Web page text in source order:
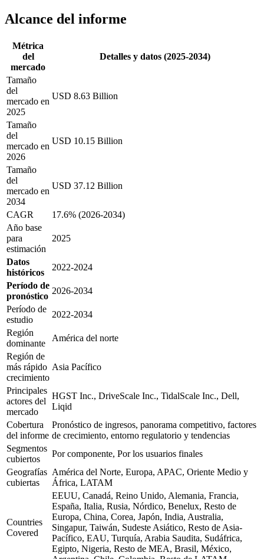
Alcance del informe
Métrica
del
mercado
Detalles y datos (2025-2034)
Tamaño
del
mercado en
2025
USD 8.63 Billion
Tamaño
del
mercado en
2026
USD 10.15 Billion
Tamaño
del
mercado en
2034
USD 37.12 Billion
CAGR
17.6% (2026-2034)
Año base
para
estimación
2025
Datos
históricos
2022-2024
Período de
pronóstico
2026-2034
Período de
estudio
2022-2034
Región
dominante
América del norte
Región de
más rápido
crecimiento
Asia Pacífico
Principales
actores del
mercado
HGST Inc., DriveScale Inc., TidalScale Inc., Dell,
Liqid
Cobertura
del informe
Pronóstico de ingresos, panorama competitivo, factores
de crecimiento, entorno regulatorio y tendencias
Segmentos
cubiertos
Por componente, Por los usuarios finales
Geografías
cubiertas
América del Norte, Europa, APAC, Oriente Medio y
África, LATAM
Countries
Covered
EEUU, Canadá, Reino Unido, Alemania, Francia,
España, Italia, Rusia, Nórdico, Benelux, Resto de
Europa, China, Corea, Japón, India, Australia,
Singapur, Taiwán, Sudeste Asiático, Resto de Asia-
Pacífico, EAU, Turquía, Arabia Saudita, Sudáfrica,
Egipto, Nigeria, Resto de MEA, Brasil, México,